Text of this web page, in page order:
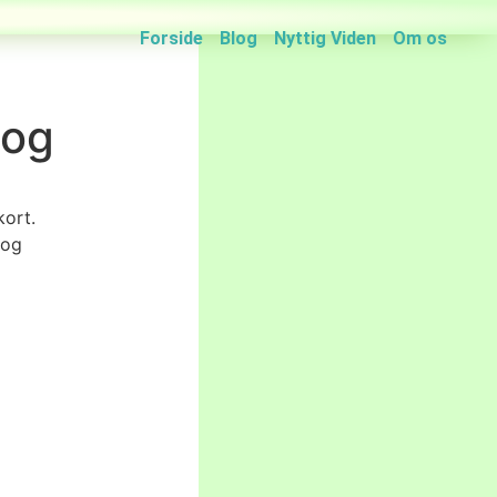
Forside Blog Nyttig Viden Om os